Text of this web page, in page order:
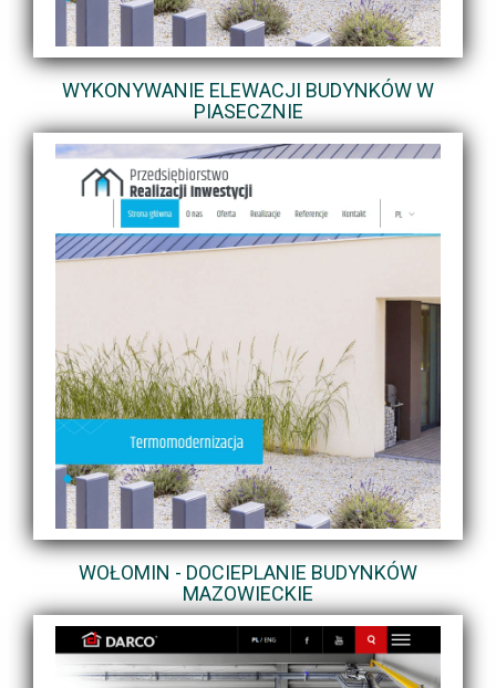
WYKONYWANIE ELEWACJI BUDYNKÓW W
PIASECZNIE
WOŁOMIN - DOCIEPLANIE BUDYNKÓW
MAZOWIECKIE